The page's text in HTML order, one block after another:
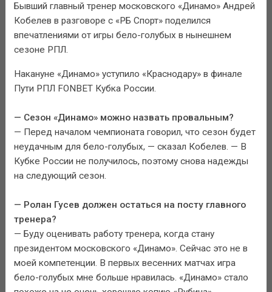
Бывший главный тренер московского «Динамо» Андрей
Кобелев в разговоре с «РБ Спорт» поделился
впечатлениями от игры бело-голубых в нынешнем
сезоне РПЛ.
Накануне «Динамо» уступило «Краснодару» в финале
Пути РПЛ FONBET Кубка России.
— Сезон «Динамо» можно назвать провальным?
— Перед началом чемпионата говорил, что сезон будет
неудачным для бело-голубых, — сказал Кобелев. — В
Кубке России не получилось, поэтому снова надежды
на следующий сезон.
— Ролан Гусев должен остаться на посту главного
тренера?
— Буду оценивать работу тренера, когда стану
президентом московского «Динамо». Сейчас это не в
моей компетенции. В первых весенних матчах игра
бело-голубых мне больше нравилась. «Динамо» стало